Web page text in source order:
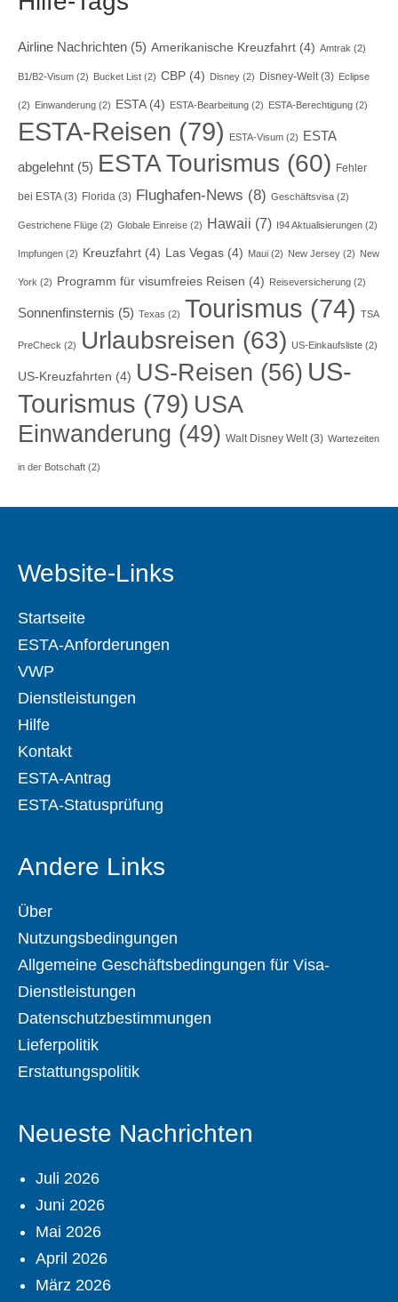
Airline Nachrichten (5) Amerikanische Kreuzfahrt (4) Amtrak (2)
B1/B2-Visum (2) Bucket List (2) CBP (4) Disney (2) Disney-Welt(3) Eclipse
(2) Einwanderung (2) ESTA(4) ESTA-Bearbeitung (2) ESTA-Berechtigung (2)
ESTA-Reisen (79) ESTA-Visum (2) ESTA
abgelehnt (5) ESTA Tourismus (60) Fehler
bei ESTA(3) Florida (3) Flughafen-News (8) Geschäftsvisa (2)
Gestrichene Flüge (2) Globale Einreise (2) Hawaii (7) I94 Aktualisierungen (2)
Impfungen (2) Kreuzfahrt (4) Las Vegas (4) Maui (2) New Jersey (2) New
York (2) Programm für visumfreies Reisen (4) Reiseversicherung (2)
Sonnenfinsternis (5) Texas (2) Tourismus (74) TSA
PreCheck (2) Urlaubsreisen (63) US-Einkaufsliste (2)
US-Kreuzfahrten (4) US-Reisen (56) US-
Tourismus (79) USA
Einwanderung (49) Walt Disney Welt(3) Wartezeiten
in der Botschaft (2)
Website-Links
Startseite
ESTA-Anforderungen
VWP
Dienstleistungen
Hilfe
Kontakt
ESTA-Antrag
ESTA-Statusprüfung
Andere Links
Über
Nutzungsbedingungen
Allgemeine Geschäftsbedingungen für Visa-
Dienstleistungen
Datenschutzbestimmungen
Lieferpolitik
Erstattungspolitik
Neueste Nachrichten
Juli 2026
Juni 2026
Mai 2026
April 2026
März 2026